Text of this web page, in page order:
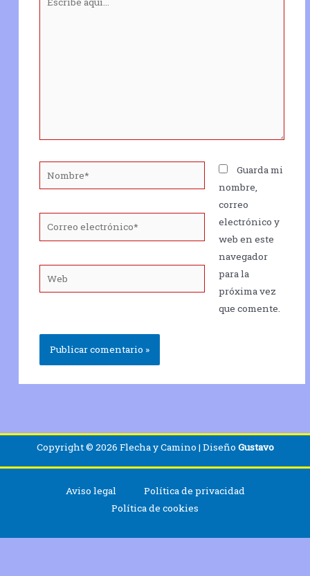
Nombre*
electrónico*
Guarda mi
nombre,
correo
electrónico y
web en este
navegador
para la
próxima vez
que comente.
Copyright © 2026 Flecha y Camino | Diseño Gustavo
Aviso legal
Política de privacidad
Política de cookies